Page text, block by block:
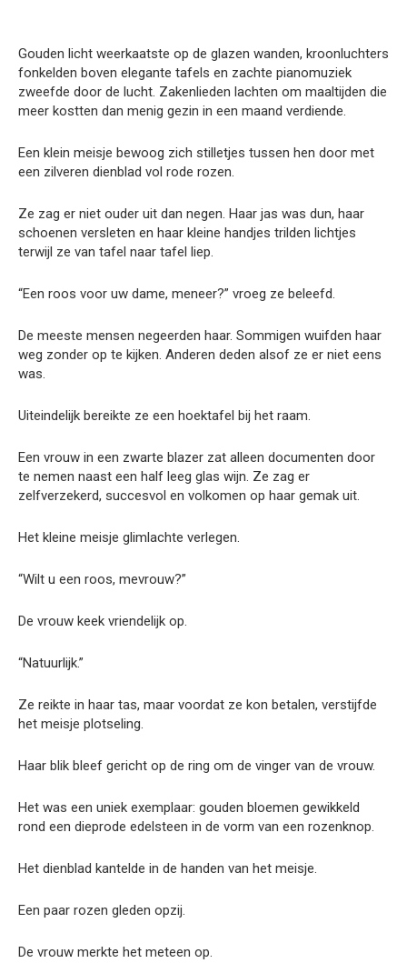
Gouden licht weerkaatste op de glazen wanden, kroonluchters
fonkelden boven elegante tafels en zachte pianomuziek
zweefde door de lucht. Zakenlieden lachten om maaltijden die
meer kostten dan menig gezin in een maand verdiende.
Een klein meisje bewoog zich stilletjes tussen hen door met
een zilveren dienblad vol rode rozen.
Ze zag er niet ouder uit dan negen. Haar jas was dun, haar
schoenen versleten en haar kleine handjes trilden lichtjes
terwijl ze van tafel naar tafel liep.
“Een roos voor uw dame, meneer?” vroeg ze beleefd.
De meeste mensen negeerden haar. Sommigen wuifden haar
weg zonder op te kijken. Anderen deden alsof ze er niet eens
was.
Uiteindelijk bereikte ze een hoektafel bij het raam.
Een vrouw in een zwarte blazer zat alleen documenten door
te nemen naast een half leeg glas wijn. Ze zag er
zelfverzekerd, succesvol en volkomen op haar gemak uit.
Het kleine meisje glimlachte verlegen.
“Wilt u een roos, mevrouw?”
De vrouw keek vriendelijk op.
“Natuurlijk.”
Ze reikte in haar tas, maar voordat ze kon betalen, verstijfde
het meisje plotseling.
Haar blik bleef gericht op de ring om de vinger van de vrouw.
Het was een uniek exemplaar: gouden bloemen gewikkeld
rond een dieprode edelsteen in de vorm van een rozenknop.
Het dienblad kantelde in de handen van het meisje.
Een paar rozen gleden opzij.
De vrouw merkte het meteen op.